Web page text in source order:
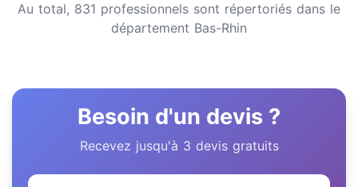
Au total, 831 professionnels sont répertoriés dans le
département Bas-Rhin
Besoin d'un devis ?
Recevez jusqu'à 3 devis gratuits